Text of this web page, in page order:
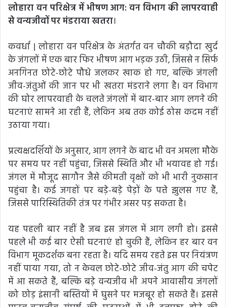
लोहारा वन परिक्षेत्र में भीषण आग: वन विभाग की लापरवाही
से वन्यजीवों पर मंडराया खतरा।
कवर्धा | लोहारा वन परिक्षेत्र के अंतर्गत वन चौकी बड़ौदा खुर्द
के जंगलों में एक बार फिर भीषण आग भड़क उठी, जिससे न सिर्फ
अनगिनत छोटे-छोटे पौधे जलकर खाक हो गए, बल्कि जंगली
जीव-जंतुओं की जान पर भी खतरा मंडराने लगा है। वन विभाग
की घोर लापरवाही के चलते जंगलों में बार-बार आग लगने की
घटनाएं सामने आ रही हैं, लेकिन अब तक कोई ठोस कदम नहीं
उठाया गया।
प्रत्यक्षदर्शियों के अनुसार, आग लगने के बाद भी वन अमला मौके
पर समय पर नहीं पहुंचा, जिससे स्थिति और भी भयावह हो गई।
जंगल में मौजूद सागौन जैसे कीमती वृक्षों को भी भारी नुकसान
पहुंचा है। कई जगहों पर बड़े-बड़े पेड़ों के पत्ते झुलस गए हैं,
जिससे पारिस्थितिकी तंत्र पर गंभीर असर पड़ सकता है।
यह पहली बार नहीं है जब इस जंगल में आग लगी हो। इससे
पहले भी कई बार ऐसी घटनाएं हो चुकी हैं, लेकिन हर बार वन
विभाग मूकदर्शक बना रहता है। यदि समय रहते इस पर नियंत्रण
नहीं पाया गया, तो न केवल छोटे-छोटे जीव-जंतु आग की चपेट
में आ सकते हैं, बल्कि बड़े वन्यजीव भी अपने आवासीय जंगलों
को छोड़ इंसानी बस्तियों में घुसने पर मजबूर हो सकते हैं। इससे